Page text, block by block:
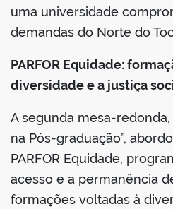
uma universidade
demandas do Norte do
PARFOR Equidade:
diversidade e a justiça
A segunda mesa-redonda,
na Pós-graduação”,
PARFOR Equidade,
acesso e a permanência
formações voltadas à